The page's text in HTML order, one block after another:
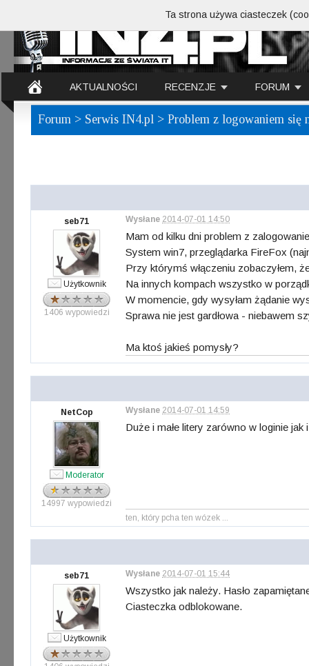
AKTUALNOŚCI RECENZJE FORUM
Forum > Serwis IN4.pl > Problem z logowaniem się
seb71
Użytkownik
1406 wypowiedzi
Wysłane 2014-07-01 14:50
Mam od kilku dni problem z
System win7, przeglądarka FireFox
Przy którymś włączeniu zobaczyłem,
Na innych kompach wszystko w
W momencie, gdy wysyłam żądanie
Sprawa nie jest gardłowa - niebawem
Ma ktoś jakieś pomysły?
NetCop
Moderator
14997 wypowiedzi
Wysłane 2014-07-01 14:59
Duże i małe litery zarówno w loginie
ten, który pcha ten wózek ...
seb71
Użytkownik
Wysłane 2014-07-01 15:44
Wszystko jak należy. Hasło
Ciasteczka odblokowane.
Ta strona używa ciasteczek